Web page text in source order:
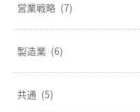
営業戦略 (7)
製造業 (6)
共通 (5)